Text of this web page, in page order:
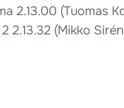
2.13.00 (Tuomas
2.13.32 (Mikko